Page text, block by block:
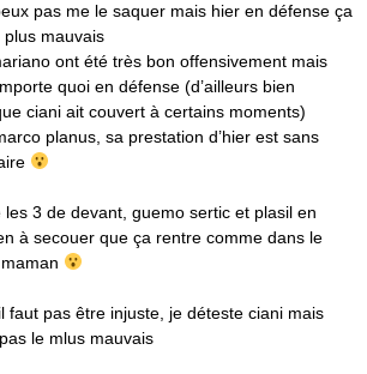
pas me le saquer mais hier en défense ça
plus mauvais
ont été très bon offensivement mais
quoi en défense (d’ailleurs bien
ciani ait couvert à certains moments)
planus, sa prestation d’hier est sans
les 3 de devant, guemo sertic et plasil en
à secouer que ça rentre comme dans le
faut pas être injuste, je déteste ciani mais
le mlus mauvais